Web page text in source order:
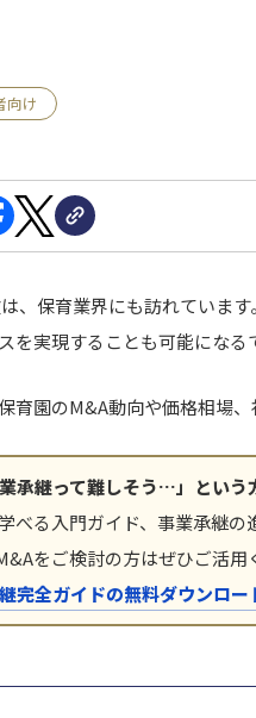
向け
、保育業界にも訪れていま
を実現することも可能になる
育園のM&A動向や価格相場
承継って難しそう…」という
べる入門ガイド、事業承継
をご検討の方はぜひご活用
完全ガイドの無料ダウンロー